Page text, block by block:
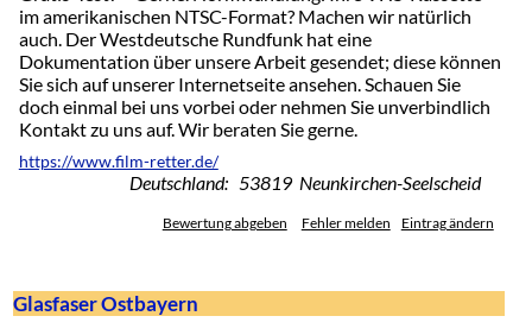
im amerikanischen NTSC-Format? Machen wir natürlich
auch. Der Westdeutsche Rundfunk hat eine
Dokumentation über unsere Arbeit gesendet; diese können
Sie sich auf unserer Internetseite ansehen. Schauen Sie
doch einmal bei uns vorbei oder nehmen Sie unverbindlich
Kontakt zu uns auf. Wir beraten Sie gerne.
https://www.film-retter.de/
Deutschland: 53819 Neunkirchen-Seelscheid
Bewertung abgeben Fehler melden Eintrag ändern
Glasfaser Ostbayern